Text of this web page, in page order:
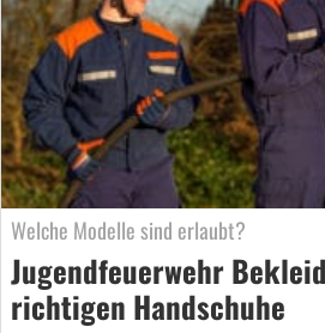
Welche Modelle sind erlaubt?
Jugendfeuerwehr
richtigen Handschuhe